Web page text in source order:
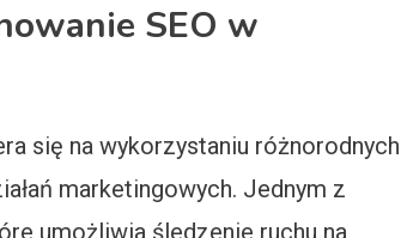
SEO w
się na wykorzystaniu różnorodnych
marketingowych. Jednym z
umożliwia śledzenie ruchu na